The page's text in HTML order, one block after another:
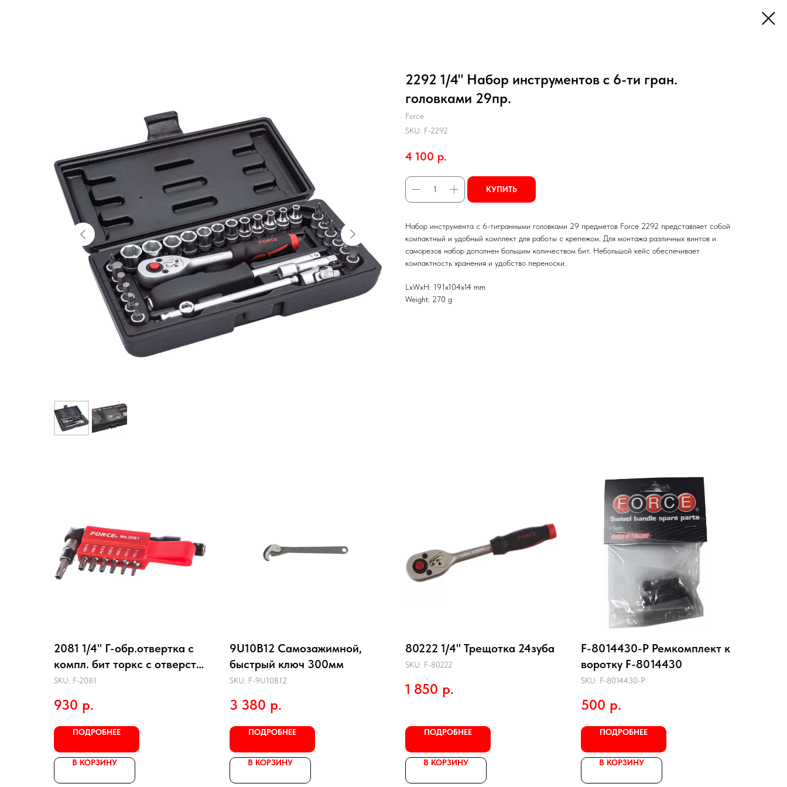
2292 1/4" Набор инструментов с 6-ти гран.
головками 29пр.
Force
SKU: F-2292
4 100 р.
КУПИТЬ
Набор инструмента с 6-тигранными головками 29 предметов Force 2292 представляет собой
компактный и удобный комплект для работы с крепежом. Для монтажа различных винтов и
саморезов набор дополнен большим количеством бит. Небольшой кейс обеспечивает
компактность хранения и удобство переноски.
LxWxH: 191x104x14 mm
Weight: 270 g
2081 1/4" Г-обр.отвертка с
компл. бит торкс с отверст.
8пр.
SKU: F-2081
930 р.
ПОДРОБНЕЕ
В КОРЗИНУ
9U10B12 Самозажимной,
быстрый ключ 300мм
SKU: F-9U10B12
3 380 р.
ПОДРОБНЕЕ
В КОРЗИНУ
80222 1/4" Трещотка 24зуба
SKU: F-80222
1 850 р.
ПОДРОБНЕЕ
В КОРЗИНУ
F-8014430-P Ремкомплект к
воротку F-8014430
SKU: F-8014430-P
500 р.
ПОДРОБНЕЕ
В КОРЗИНУ